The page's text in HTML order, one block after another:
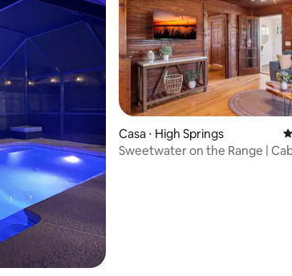
avaliações
Casa ⋅ High Springs
Sweetwater on the Range |